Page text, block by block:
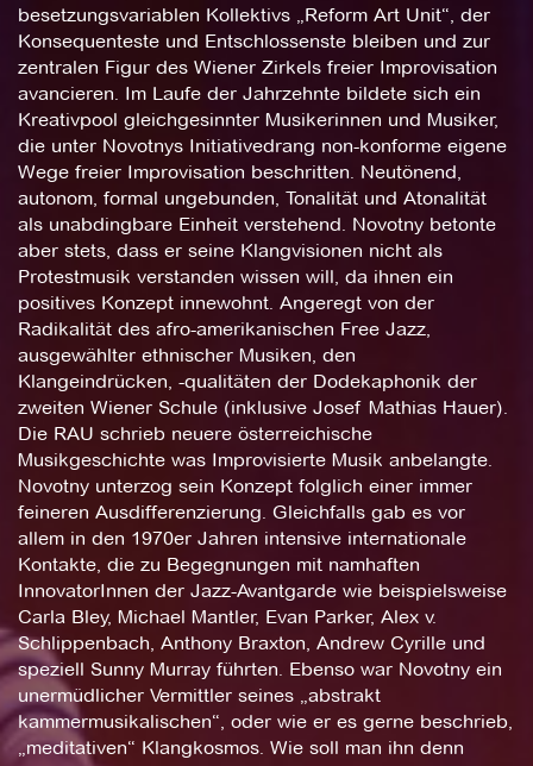
besetzungsvariablen Kollektivs „Reform Art Unit“, der
Konsequenteste und Entschlossenste bleiben und zur
zentralen Figur des Wiener Zirkels freier Improvisation
avancieren. Im Laufe der Jahrzehnte bildete sich ein
Kreativpool gleichgesinnter Musikerinnen und Musiker,
die unter Novotnys Initiativedrang non-konforme eigene
Wege freier Improvisation beschritten. Neutönend,
autonom, formal ungebunden, Tonalität und Atonalität
als unabdingbare Einheit verstehend. Novotny betonte
aber stets, dass er seine Klangvisionen nicht als
Protestmusik verstanden wissen will, da ihnen ein
positives Konzept innewohnt. Angeregt von der
Radikalität des afro-amerikanischen Free Jazz,
ausgewählter ethnischer Musiken, den
Klangeindrücken, -qualitäten der Dodekaphonik der
zweiten Wiener Schule (inklusive Josef Mathias Hauer).
Die RAU schrieb neuere österreichische
Musikgeschichte was Improvisierte Musik anbelangte.
Novotny unterzog sein Konzept folglich einer immer
feineren Ausdifferenzierung. Gleichfalls gab es vor
allem in den 1970er Jahren intensive internationale
Kontakte, die zu Begegnungen mit namhaften
InnovatorInnen der Jazz-Avantgarde wie beispielsweise
Carla Bley, Michael Mantler, Evan Parker, Alex v.
Schlippenbach, Anthony Braxton, Andrew Cyrille und
speziell Sunny Murray führten. Ebenso war Novotny ein
unermüdlicher Vermittler seines „abstrakt
kammermusikalischen“, oder wie er es gerne beschrieb,
„meditativen“ Klangkosmos. Wie soll man ihn denn